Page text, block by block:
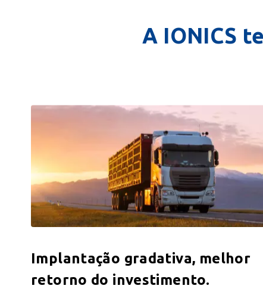
A IONICS
Implantação gradativa, melhor
retorno do investimento.